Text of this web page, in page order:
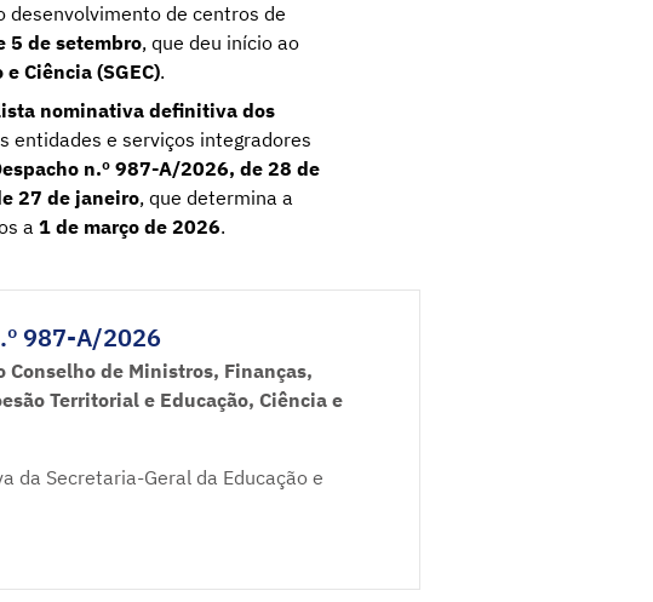
desenvolvimento de centros de
5 de setembro, que deu início ao
Ciência (SGEC).
nominativa definitiva dos
entidades e serviços integradores
n.º 987-A/2026, de 28 de
27 de janeiro, que determina a
a 1 de março de 2026.
987-A/2026
Conselho de Ministros, Finanças,
Territorial e Educação, Ciência e
da Secretaria-Geral da Educação e